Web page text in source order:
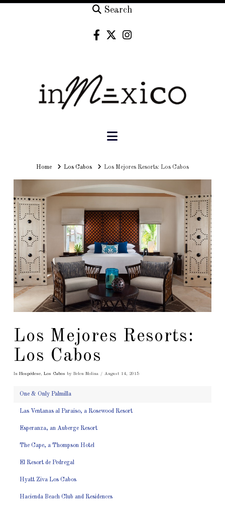
Search
Navigation
HomeHomeLos Cabos Los Mejores Resorts: Los Cabos
Los Mejores Resorts:
Los Cabos
In Hospédese, Los Cabos by Belen Molina August 14, 2015
One & Only Palmilla
Las Ventanas al Paraiso, a Rosewood Resort
Esperanza, an Auberge Resort
The Cape, a Thompson Hotel
El Resort de Pedregal
Hyatt Ziva Los Cabos
Hacienda Beach Club and Residences